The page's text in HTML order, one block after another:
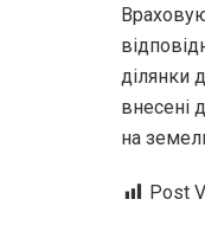
ділянки
внесені
на
Post